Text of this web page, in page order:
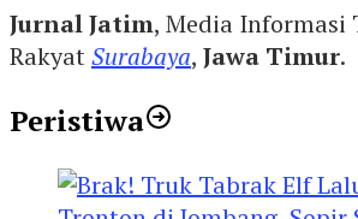
Jurnal Jatim, Media Informasi
RakyatSurabaya, Jawa Timur.
Peristiwa